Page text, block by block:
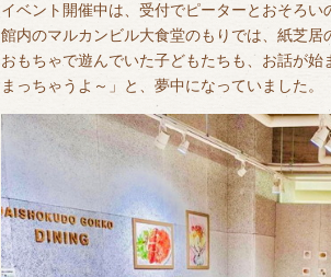
イベント開催中は、受付でピーターとおそろい
館内のマルカンビル大食堂のもりでは、紙芝居
おもちゃで遊んでいた子どもたちも、お話が
まっちゃうよ～」と、夢中になっていました。